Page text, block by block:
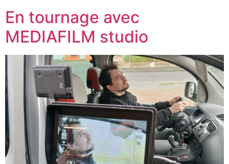
En tournage avec
MEDIAFILM studio